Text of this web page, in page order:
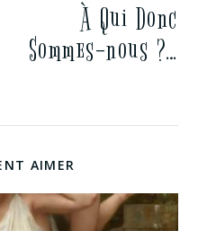
À Qui Donc
Sommes-nous ?…
AIMER